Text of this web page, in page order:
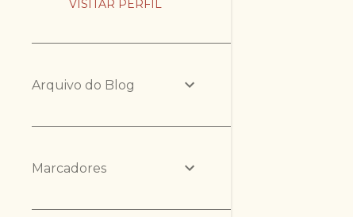
VISITAR PERFIL
Arquivo do Blog
Marcadores